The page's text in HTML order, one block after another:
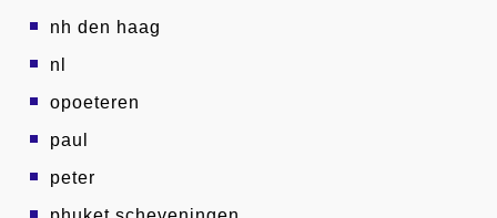
nh den haag
nl
opoeteren
paul
peter